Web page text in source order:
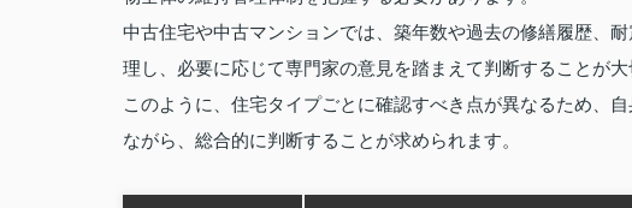
中古住宅や中古マンションでは、築年数や過去の修繕履歴、
理し、必要に応じて専門家の意見を踏まえて判断することが大
このように、住宅タイプごとに確認すべき点が異なるため、
ながら、総合的に判断することが求められます。